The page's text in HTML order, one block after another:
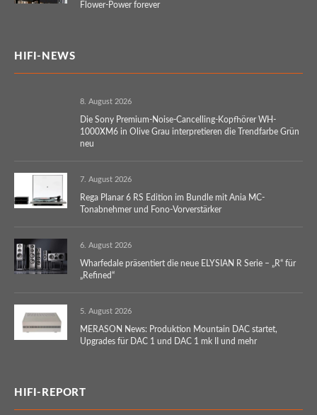
Flower-Power forever
HIFI-NEWS
8. August 2026
Die Sony Premium-Noise-Cancelling-Kopfhörer WH-
1000XM6 in Olive Grau interpretieren die Trendfarbe Grün
neu
7. August 2026
Rega Planar 6 RS Edition im Bundle mit Ania MC-
Tonabnehmer und Fono-Vorverstärker
6. August 2026
Wharfedale präsentiert die neue ELYSIAN R Serie – „R“ für
„Refined“
5. August 2026
MERASON News: Produktion Mountain DAC startet,
Upgrades für DAC 1 und DAC 1 mk II und mehr
HIFI-REPORT